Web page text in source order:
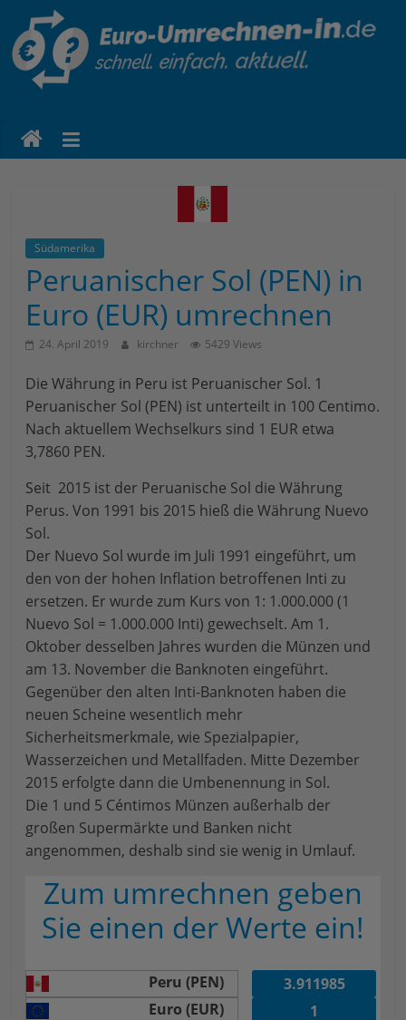
euro-
umrechnen-
in.de
weitere
WordPress-
Website
Südamerika
Peruanischer Sol (PEN) in
Euro (EUR) umrechnen
24. April 2019 kirchner 5429 Views
Die Währung in Peru ist Peruanischer Sol. 1
Peruanischer Sol (PEN) ist unterteilt in 100 Centimo.
Nach aktuellem Wechselkurs sind 1 EUR etwa
3,7860 PEN.
Seit 2015 ist der Peruanische Sol die Währung
Perus. Von 1991 bis 2015 hieß die Währung Nuevo
Sol.
Der Nuevo Sol wurde im Juli 1991 eingeführt, um
den von der hohen Inflation betroffenen Inti zu
ersetzen. Er wurde zum Kurs von 1: 1.000.000 (1
Nuevo Sol = 1.000.000 Inti) gewechselt. Am 1.
Oktober desselben Jahres wurden die Münzen und
am 13. November die Banknoten eingeführt.
Gegenüber den alten Inti-Banknoten haben die
neuen Scheine wesentlich mehr
Sicherheitsmerkmale, wie Spezialpapier,
Wasserzeichen und Metallfaden. Mitte Dezember
2015 erfolgte dann die Umbenennung in Sol.
Die 1 und 5 Céntimos Münzen außerhalb der
großen Supermärkte und Banken nicht
angenommen, deshalb sind sie wenig in Umlauf.
Zum umrechnen geben
Sie einen der Werte ein!
Peru (PEN)
Euro (EUR)